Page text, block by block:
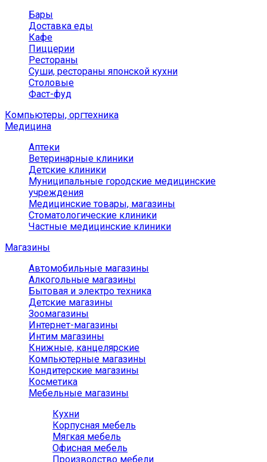
Бары
Доставка еды
Кафе
Пиццерии
Рестораны
Суши, рестораны японской кухни
Столовые
Фаст-фуд
Компьютеры, оргтехника
Медицина
Аптеки
Ветеринарные клиники
Детские клиники
Муниципальные городские медицинские
учреждения
Медицинские товары, магазины
Стоматологические клиники
Частные медицинские клиники
Магазины
Автомобильные магазины
Алкогольные магазины
Бытовая и электро техника
Детские магазины
Зоомагазины
Интернет-магазины
Интим магазины
Книжные, канцелярские
Компьютерные магазины
Кондитерские магазины
Косметика
Мебельные магазины
Кухни
Корпусная мебель
Мягкая мебель
Офисная мебель
Производство мебели